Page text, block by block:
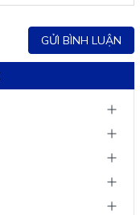
GỬI BÌNH LUẬN